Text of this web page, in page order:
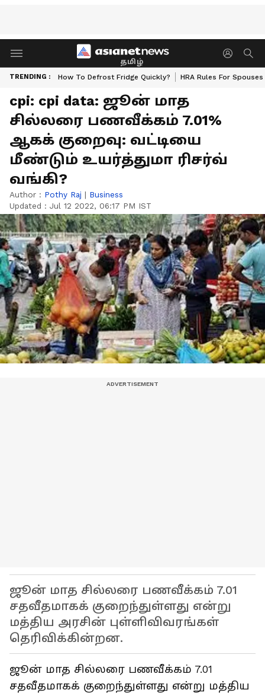
தமிழ்
TRENDING : How To Defrost Fridge Quickly? HRA Rules For Spouses
cpi: cpi data: ஜூன் மாத
சில்லரை பணவீக்கம் 7.01%
ஆகக் குறைவு: வட்டியை
மீண்டும் உயர்த்துமா ரிசர்வ்
வங்கி?
Author : Pothy Raj | Business
Updated : Jul 12 2022, 06:17 PM IST
ஜூன் மாத சில்லரை பணவீக்கம் 7.01
சதவீதமாகக் குறைந்துள்ளது என்று
மத்திய அரசின் புள்ளிவிவரங்கள்
தெரிவிக்கின்றன.
ஜூன் மாத சில்லரை பணவீக்கம் 7.01
சதவீதமாகக் குறைந்துள்ளது என்று மத்திய